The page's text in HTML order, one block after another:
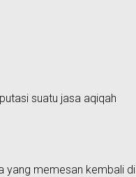
suatu jasa aqiqah
yang memesan kembali di